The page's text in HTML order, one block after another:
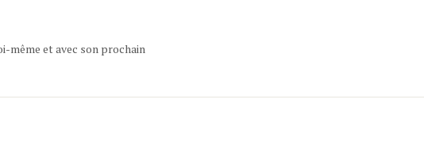
même et avec son prochain